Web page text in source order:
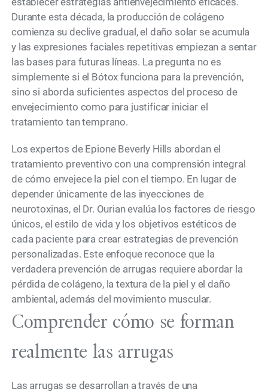
Durante esta década, la producción de colágeno
comienza su declive gradual, el daño solar se acumula
y las expresiones faciales repetitivas empiezan a sentar
las bases para futuras líneas. La pregunta no es
simplemente si el Bótox funciona para la prevención,
sino si aborda suficientes aspectos del proceso de
envejecimiento como para justificar iniciar el
tratamiento tan temprano.
Los expertos de Epione Beverly Hills abordan el
tratamiento preventivo con una comprensión integral
de cómo envejece la piel con el tiempo. En lugar de
depender únicamente de las inyecciones de
neurotoxinas, el Dr. Ourian evalúa los factores de riesgo
únicos, el estilo de vida y los objetivos estéticos de
cada paciente para crear estrategias de prevención
personalizadas. Este enfoque reconoce que la
verdadera prevención de arrugas requiere abordar la
pérdida de colágeno, la textura de la piel y el daño
ambiental, además del movimiento muscular.
Comprender cómo se forman
realmente las arrugas
Las arrugas se desarrollan a través de una